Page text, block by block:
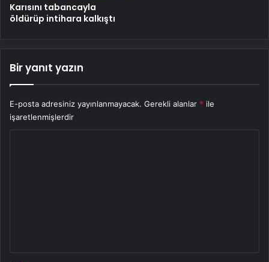
Karısını tabancayla
öldürüp intihara kalkıştı
Bir yanıt yazın
E-posta adresiniz yayınlanmayacak. Gerekli alanlar * ile
işaretlenmişlerdir